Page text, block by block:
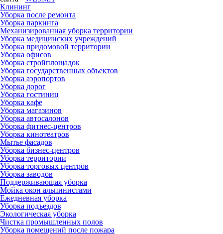
Клининг
Уборка после ремонта
Уборка паркинга
Механизированная уборка территории
Уборка медицинских учреждений
Уборка придомовой территории
Уборка офисов
Уборка стройплощадок
Уборка государственных объектов
Уборка аэропортов
Уборка дорог
Уборка гостиниц
Уборка кафе
Уборка магазинов
Уборка автосалонов
Уборка фитнес-центров
Уборка кинотеатров
Мытье фасадов
Уборка бизнес-центров
Уборка территории
Уборка торговых центров
Уборка заводов
Поддерживающая уборка
Мойка окон альпинистами
Ежедневная уборка
Уборка подъездов
Экологическая уборка
Чистка промышленных полов
Уборка помещений после пожара